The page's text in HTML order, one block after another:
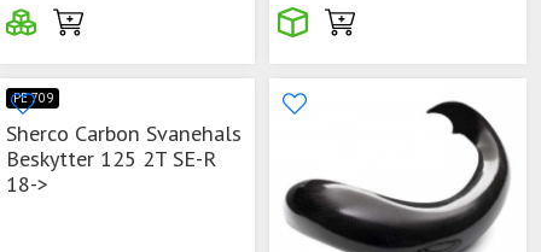
PE 709
Sherco Carbon Svanehals
Beskytter 125 2T SE-R
18->